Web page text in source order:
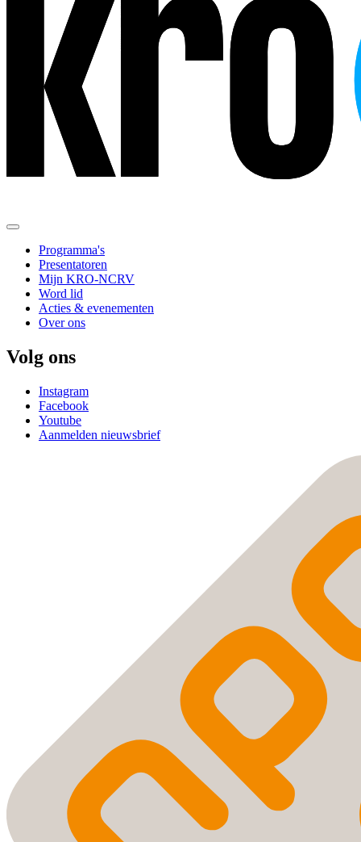
Programma's
Presentatoren
Mijn KRO-NCRV
Word lid
Acties & evenementen
Over ons
Volg ons
Instagram
Facebook
Youtube
Aanmelden nieuwsbrief